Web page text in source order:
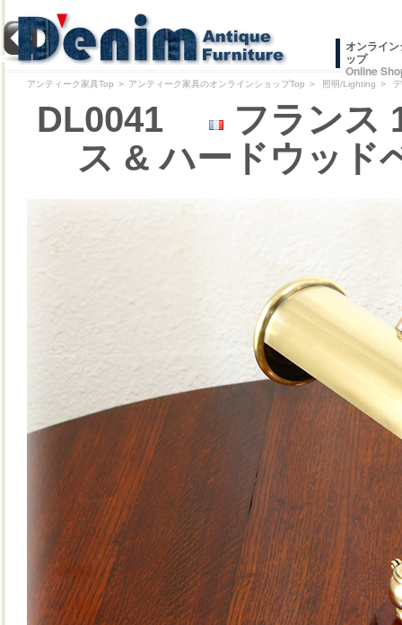
オンライ
ップ
Online
アンティーク家具Top ＞ アンティーク家具のオンラインショップTop ＞ 照明/Lighting ＞
DL0041
フランス
ス & ハードウッド